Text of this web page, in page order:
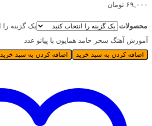
۶۹,۰۰۰ تومان
محصولات
یک گزینه را
آموزش آهنگ سحر حامد همایون با پیانو عدد
اضافه کردن به سبد خرید اضافه کردن به سبد خرید